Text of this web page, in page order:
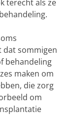
terecht als ze
dat sommigen
behandeling
maken om
die zorg
om